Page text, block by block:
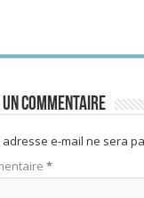
commentaire
adresse e-mail ne sera
*